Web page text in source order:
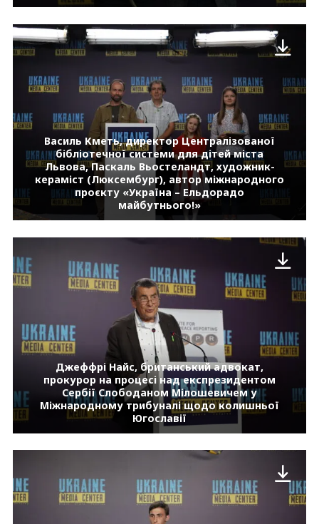
Василь Кметь, директор Централізованої
бібліотечної системи для дітей міста
Львова, Паскаль Вьостеландт, художник-
кераміст (Люксембург), автор міжнародного
проєкту «Україна – Ельдорадо
майбутнього!»
Джеффрі Найс, британський адвокат,
прокурор на процесі над експрезидентом
Сербії Слободаном Мілошевичем у
Міжнародному трибуналі щодо колишньої
Югославії